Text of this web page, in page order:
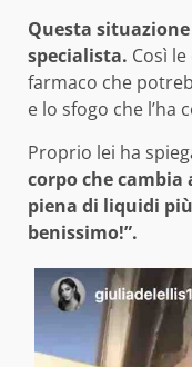
Questa
specialista. Così
farmaco che
e lo sfogo che l’ha
Proprio lei ha
corpo che
piena di liquidi
benissimo!”.